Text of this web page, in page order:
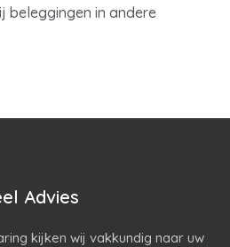
beleggingen in andere
Advies
kijken wij vakkundig naar uw